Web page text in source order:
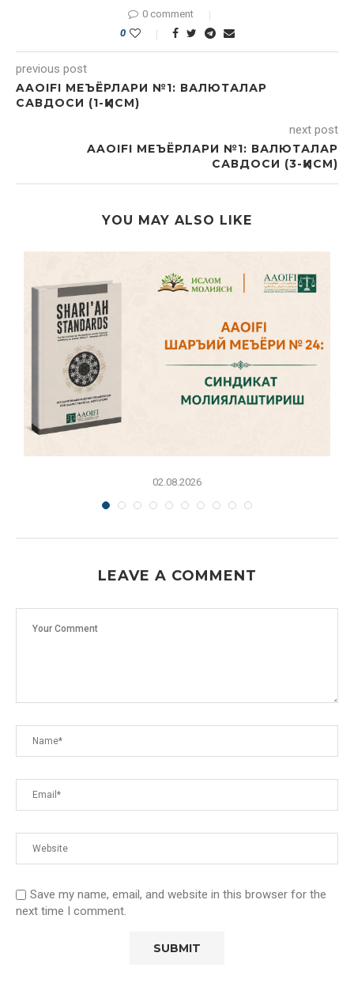
0 comment
0
previous post
AAOIFI МЕЪЁРЛАРИ №1: ВАЛЮТАЛАР
САВДОСИ (1-ҚИСМ)
next post
AAOIFI МЕЪЁРЛАРИ №1: ВАЛЮТАЛАР
САВДОСИ (3-ҚИСМ)
YOU MAY ALSO LIKE
02.08.2026
LEAVE A COMMENT
Save my name, email, and website in this browser for the
next time I comment.